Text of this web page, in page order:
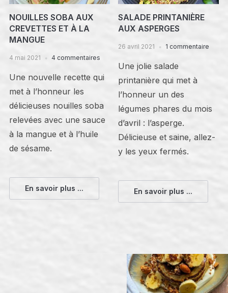
NOUILLES SOBA AUX
CREVETTES ET À LA
MANGUE
4 mai 2021 4 commentaires
Une nouvelle recette qui
met à l’honneur les
délicieuses nouilles soba
relevées avec une sauce
à la mangue et à l’huile
de sésame.
En savoir plus ...
SALADE PRINTANIÈRE
AUX ASPERGES
26 avril 2021 1 commentaire
Une jolie salade
printanière qui met à
l’honneur un des
légumes phares du mois
d’avril : l’asperge.
Délicieuse et saine, allez-
y les yeux fermés.
En savoir plus ...